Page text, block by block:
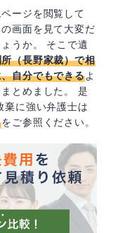
ージを閲覧して
画面を見て大変だ
うか。 そこで遺
（長野家裁）で相
自分でもできるよ
とめました。 是
に強い弁護士は
をご参照ください。